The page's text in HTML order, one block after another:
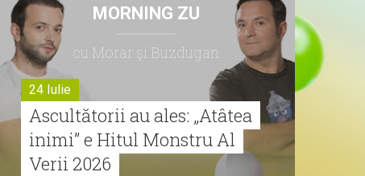
MORNING ZU
cu Morar şi Buzdugan
24 Iulie
Ascultătorii au ales: „Atâtea
inimi” e Hitul Monstru Al
Verii 2026